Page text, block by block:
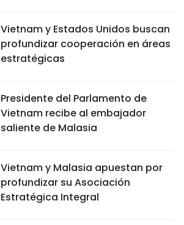
Vietnam y Estados Unidos buscan
profundizar cooperación en áreas
estratégicas
Presidente del Parlamento de
Vietnam recibe al embajador
saliente de Malasia
Vietnam y Malasia apuestan por
profundizar su Asociación
Estratégica Integral